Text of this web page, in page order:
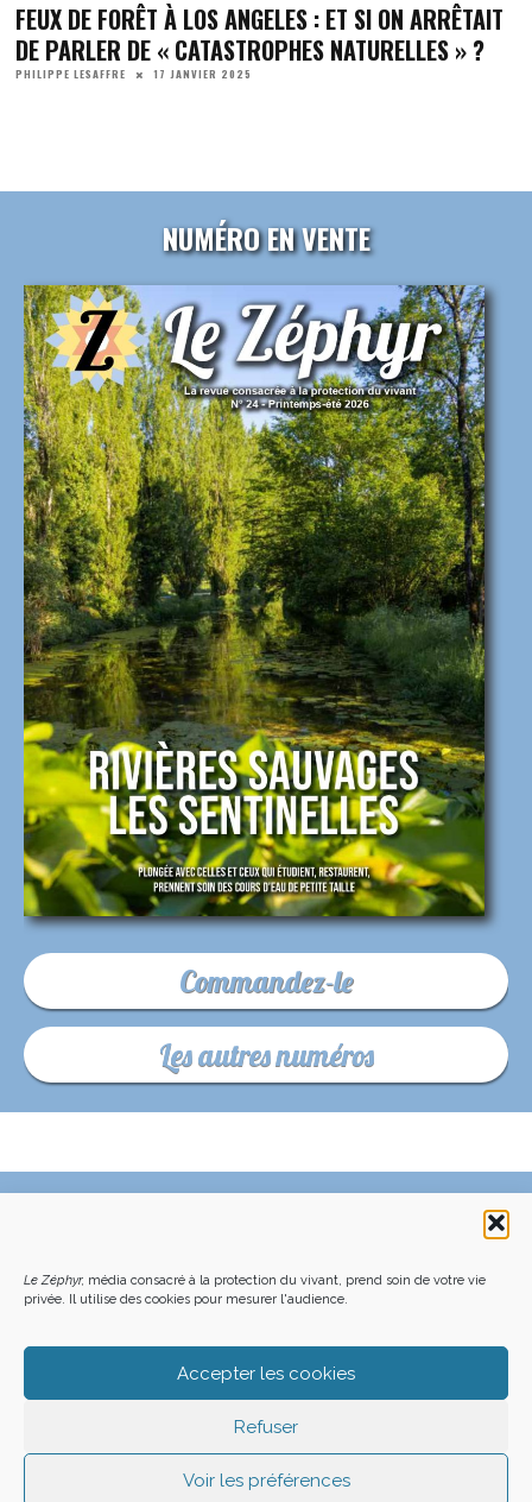
Le Zéphyr, média consacré à la protection du vivant, prend soin de votre vie
privée. Il utilise des cookies pour mesurer l'audience.
Accepter les cookies
Refuser
Voir les préférences
FEUX DE FORÊT À LOS ANGELES : ET SI ON ARRÊTAIT
DE PARLER DE « CATASTROPHES NATURELLES » ?
PHILIPPE LESAFFRE 17 JANVIER 2025
NUMÉRO EN VENTE
Commandez-le
Les autres numéros
ACHETER LE DERNIER NUMÉRO
PODCAST EN FORÊT
OÙ NOUS TROUVER
NEWSLETTER
Z LE ZÉPHYR - 2026